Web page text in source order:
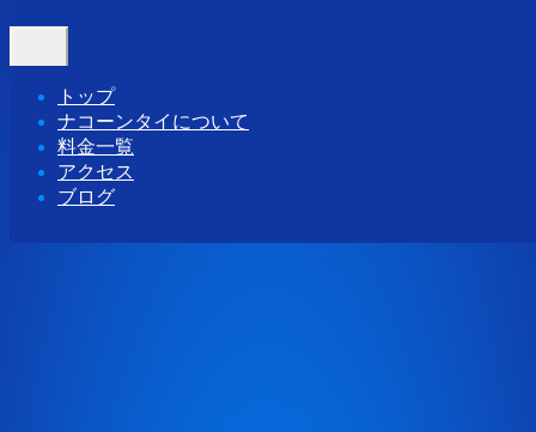
トップ
ナコーンタイについて
料金一覧
アクセス
ブログ
-